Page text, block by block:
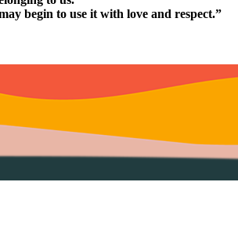
begin to use it with love and respect.”